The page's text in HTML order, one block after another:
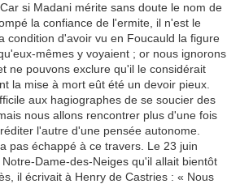
si Madani mérite sans doute le nom de
la confiance de l'ermite, il n'est le
condition d'avoir vu en Foucauld la figure
mêmes y voyaient ; or nous ignorons
ne pouvons exclure qu'il le considérait
la mise à mort eût été un devoir pieux.
aux hagiographes de se soucier des
nous allons rencontrer plus d'une fois
l'autre d'une pensée autonome.
pas échappé à ce travers. Le 23 juin
Dame-des-Neiges qu'il allait bientôt
il écrivait à Henry de Castries : « Nous